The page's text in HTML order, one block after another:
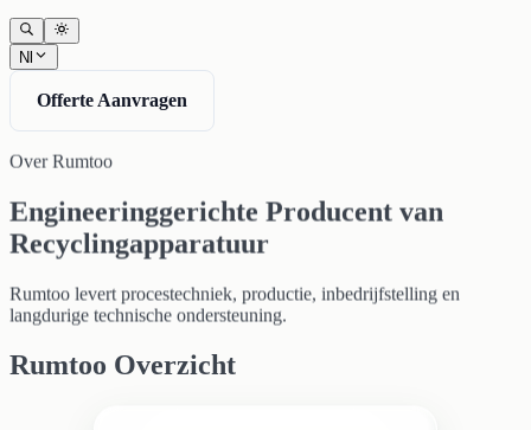
Nl
Offerte Aanvragen
Over Rumtoo
Engineeringgerichte Producent van
Recyclingapparatuur
Rumtoo levert procestechniek, productie, inbedrijfstelling en
langdurige technische ondersteuning.
Rumtoo Overzicht